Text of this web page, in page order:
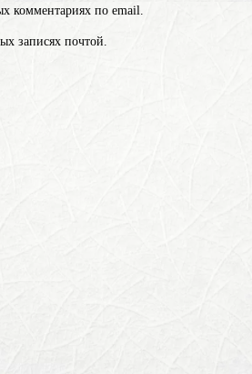
комментариях по email.
записях почтой.